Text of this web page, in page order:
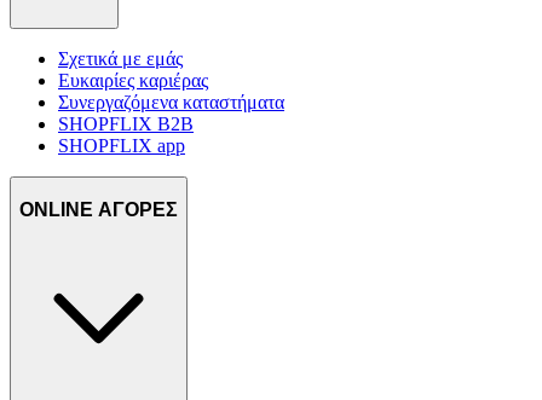
Σχετικά με εμάς
Ευκαιρίες καριέρας
Συνεργαζόμενα καταστήματα
SHOPFLIX B2B
SHOPFLIX app
ONLINE ΑΓΟΡΕΣ